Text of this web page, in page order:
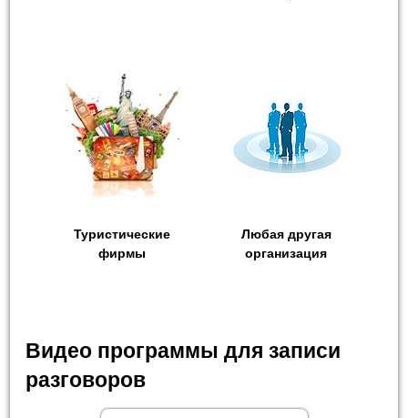
Туристические
фирмы
Любая другая
организация
Видео программы для записи
разговоров